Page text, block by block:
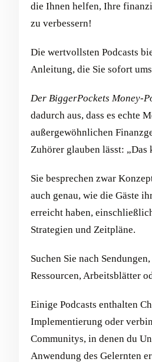
die Ihnen helfen, Ihre
zu verbessern!
Die wertvollsten Podcasts
Anleitung, die Sie sofort
Der BiggerPockets Money-
dadurch aus, dass es echte
außergewöhnlichen
Zuhörer glauben lässt: „Das
Sie besprechen zwar
auch genau, wie die Gäste
erreicht haben,
Strategien und Zeitpläne.
Suchen Sie nach
Ressourcen, Arbeitsblätter
Einige Podcasts enthalten
Implementierung oder
Communitys, in denen du
Anwendung des Gelernten